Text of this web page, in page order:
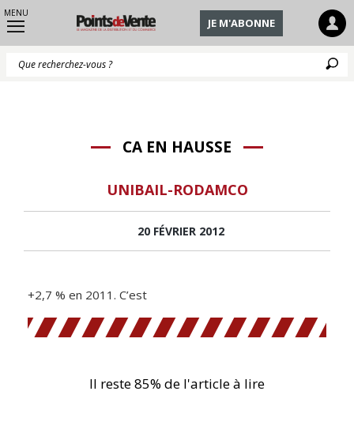
MENU
JE M'ABONNE
CA EN HAUSSE
UNIBAIL-RODAMCO
20 FÉVRIER 2012
+2,7 % en 2011. C’est
Il reste 85% de l'article à lire